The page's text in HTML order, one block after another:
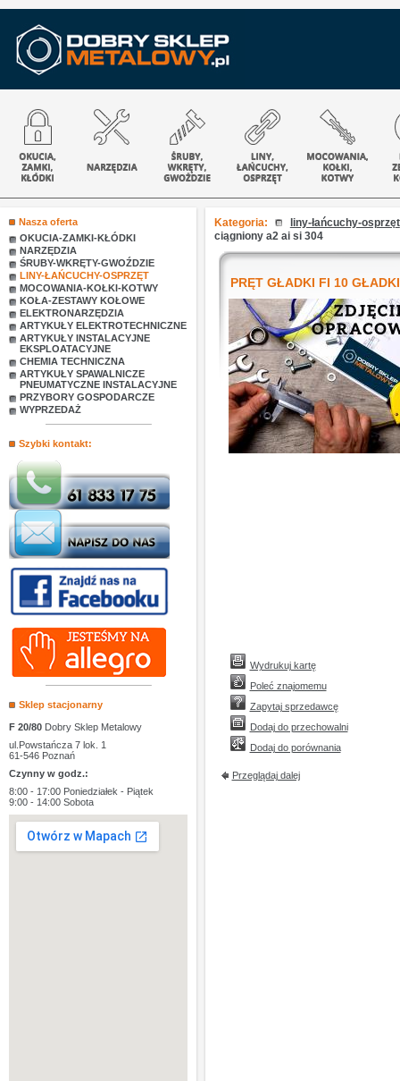
Nasza oferta
OKUCIA-ZAMKI-KŁÓDKI
NARZĘDZIA
ŚRUBY-WKRĘTY-GWOŹDZIE
LINY-ŁAŃCUCHY-OSPRZĘT
MOCOWANIA-KOŁKI-KOTWY
KOŁA-ZESTAWY KOŁOWE
ELEKTRONARZĘDZIA
ARTYKUŁY ELEKTROTECHNICZNE
ARTYKUŁY INSTALACYJNE
EKSPLOATACYJNE
CHEMIA TECHNICZNA
ARTYKUŁY SPAWALNICZE
PNEUMATYCZNE INSTALACYJNE
PRZYBORY GOSPODARCZE
WYPRZEDAŻ
Szybki kontakt:
Sklep stacjonarny
F 20/80 Dobry Sklep Metalowy
ul.Powstańcza 7 lok. 1
61-546 Poznań
Czynny w godz.:
8:00 - 17:00 Poniedziałek - Piątek
9:00 - 14:00 Sobota
Kategoria:
liny-łańcuchy-osprzęt
ciągniony a2 ai si 304
PRĘT GŁADKI FI 10
Wydrukuj kartę
Poleć znajomemu
Zapytaj sprzedawcę
Dodaj do przechowalni
Dodaj do porównania
Przeglądaj dalej